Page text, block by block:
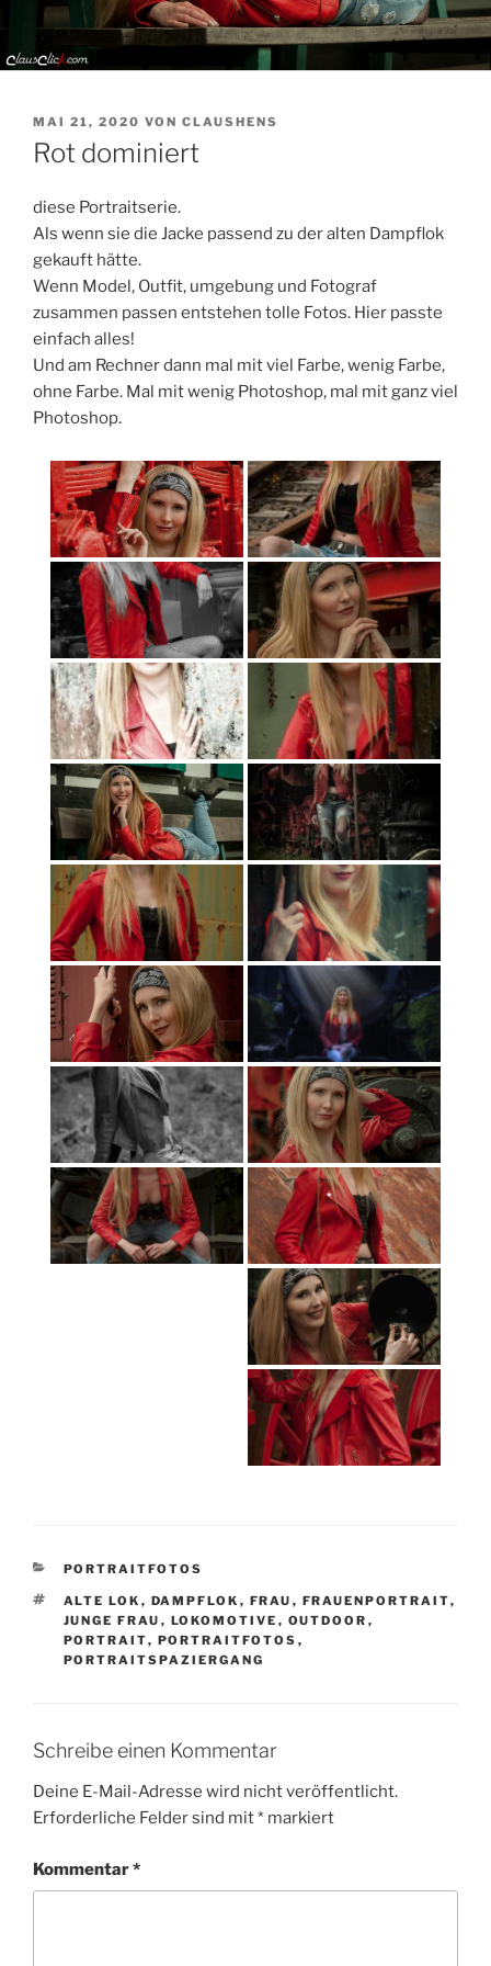
VERÖFFENTLICHT
AM
MAI 21, 2020 VON CLAUSHENS
Rot dominiert
diese Portraitserie.
Als wenn sie die Jacke passend zu der alten Dampflok
gekauft hätte.
Wenn Model, Outfit, umgebung und Fotograf
zusammen passen entstehen tolle Fotos. Hier passte
einfach alles!
Und am Rechner dann mal mit viel Farbe, wenig Farbe,
ohne Farbe. Mal mit wenig Photoshop, mal mit ganz viel
Photoshop.
KATEGORIEN
PORTRAITFOTOS
SCHLAGWÖRTER
ALTE LOK , DAMPFLOK , FRAU , FRAUENPORTRAIT,
JUNGE FRAU , LOKOMOTIVE , OUTDOOR ,
PORTRAIT, PORTRAITFOTOS ,
PORTRAITSPAZIERGANG
Schreibe einen Kommentar
Deine E-Mail-Adresse wird nicht veröffentlicht.
Erforderliche Felder sind mit* markiert
Kommentar*